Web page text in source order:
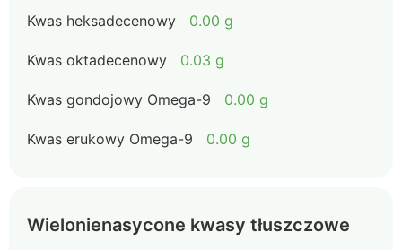
Kwas heksadecenowy 0.00 g
Kwas oktadecenowy 0.03 g
Kwas gondojowy Omega-9 0.00 g
Kwas erukowy Omega-9 0.00 g
Wielonienasycone kwasy tłuszczowe